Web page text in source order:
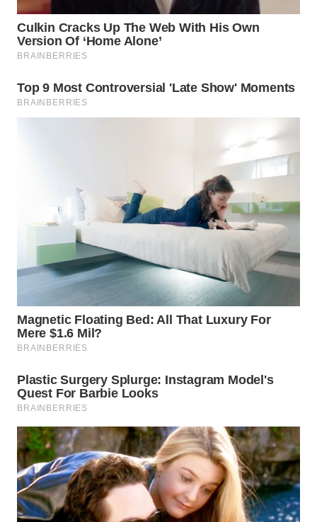
KEPULAUAN
SERIBU
WN
WN
INDRAMAYU
WN
KUNINGAN
WN
MAJALENGKA
WN
SUBANG
WN
SUKABUMI
WN
PURWAKARTA